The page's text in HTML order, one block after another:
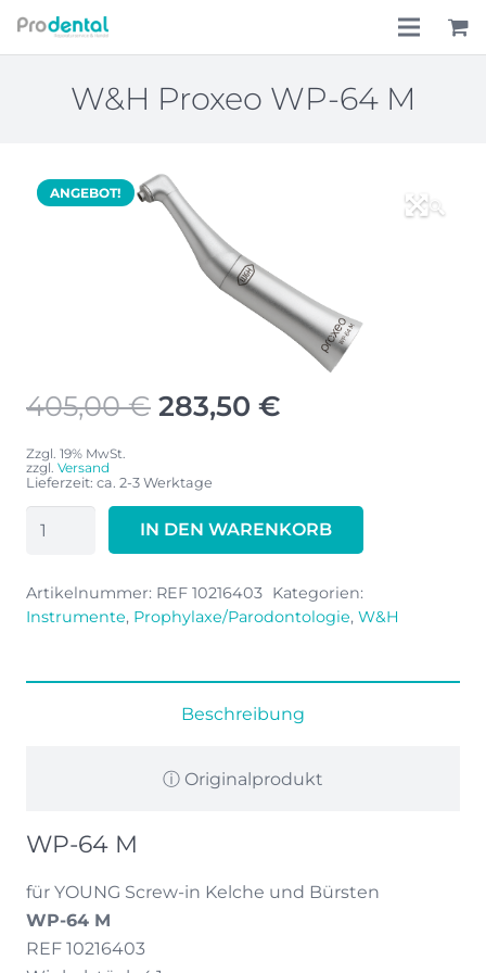
Leistungen
Lohnkostenpauschale
W&H Proxeo WP-64 M
ANGEBOT!
🔍
405,00€ Ursprünglicher
405,00 €
283,50 €
Zzgl. 19% MwSt.
zzgl. Versand
Lieferzeit: ca. 2-3 Werktage
W&H
64
IN DEN WARENKORB
Artikelnummer: REF 10216403 Kategorien:
Instrumente, Prophylaxe/Parodontologie, W&H
Beschreibung
ⓘ Originalprodukt
WP-64 M
für YOUNG Screw-in Kelche und Bürsten
WP-64 M
REF 10216403